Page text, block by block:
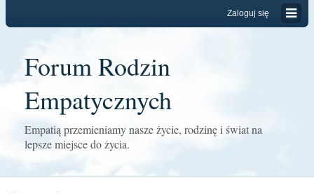
Zaloguj się
Forum Rodzin
Empatycznych
Empatią przemieniamy nasze życie, rodzinę i świat na
lepsze miejsce do życia.